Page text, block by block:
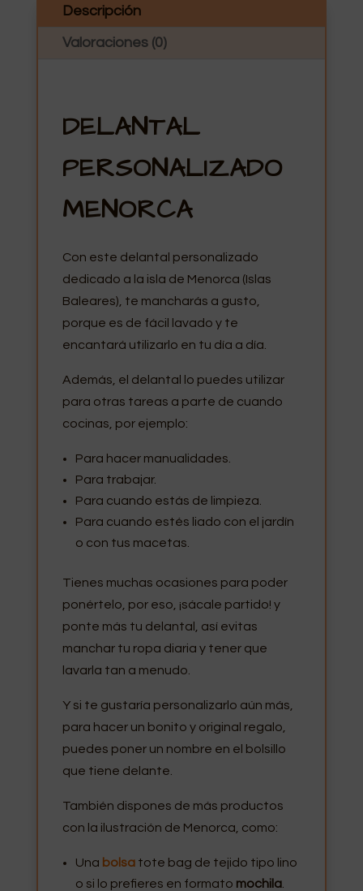
Descripción
Valoraciones (0)
DELANTAL
PERSONALIZADO
MENORCA
Con este delantal personalizado
dedicado a la isla de Menorca (Islas
Baleares), te mancharás a gusto,
porque es de fácil lavado y te
encantará utilizarlo en tu día a día.
Además, el delantal lo puedes utilizar
para otras tareas a parte de cuando
cocinas, por ejemplo:
Para hacer manualidades.
Para trabajar.
Para cuando estás de limpieza.
Para cuando estés liado con el jardín
o con tus macetas.
Tienes muchas ocasiones para poder
ponértelo, por eso, ¡sácale partido! y
ponte más tu delantal, así evitas
manchar tu ropa diaria y tener que
lavarla tan a menudo.
Y si te gustaría personalizarlo aún más,
para hacer un bonito y original regalo,
puedes poner un nombre en el bolsillo
que tiene delante.
También dispones de más productos
con la ilustración de Menorca, como:
Una bolsa tote bag de tejido tipo lino
o si lo prefieres en formato mochila.